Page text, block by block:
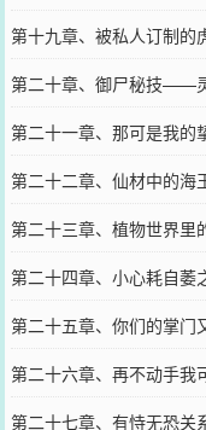
第十九章、被私人订制的
啊！）
第二十章、御尸秘技——
啊！）
第二十一章、那可是我的
啊！）
第二十二章、仙材中的
评论啊！）
第二十三章、植物世界里
第二十四章、小心耗自萎
第二十五章、你们的掌门
第二十六章、再不动手我
第二十七章、有恃无恐关